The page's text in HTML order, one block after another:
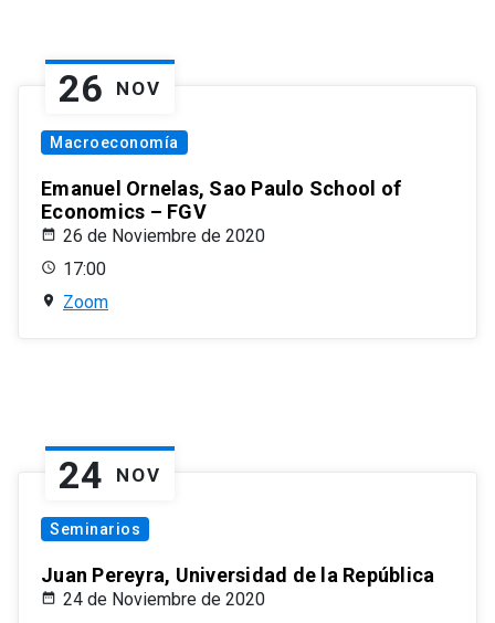
26 NOV
Macroeconomía
Emanuel Ornelas, Sao Paulo School of
Economics – FGV
26 de Noviembre de 2020
17:00
Zoom
24 NOV
Seminarios
Juan Pereyra, Universidad de la República
24 de Noviembre de 2020